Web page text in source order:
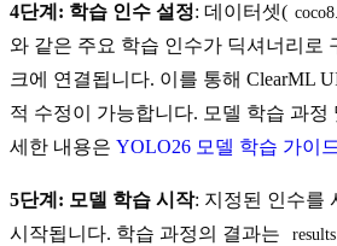
4단계: 학습 인수 설정: 데이터셋(
와 같은 주요 학습 인수가 딕셔너리로
크에 연결됩니다. 이를 통해 ClearML
적 수정이 가능합니다. 모델 학습 과정
세한 내용은 YOLO26 모델 학습 가이드
5단계: 모델 학습 시작: 지정된 인수를
시작됩니다. 학습 과정의 결과는
results